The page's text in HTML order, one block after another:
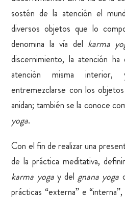
sostén de la atención el
diversos objetos que lo
denomina la vía del karma
discernimiento, la atención
atención misma
entremezclarse con los
anidan; también se la conoce
yoga.
Con el fin de realizar una
de la práctica meditativa,
karma yogay delgnana yoga
prácticas “externa” e